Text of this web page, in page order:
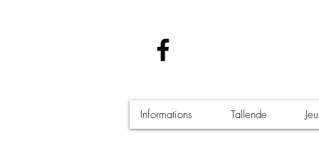
Informations Tallende